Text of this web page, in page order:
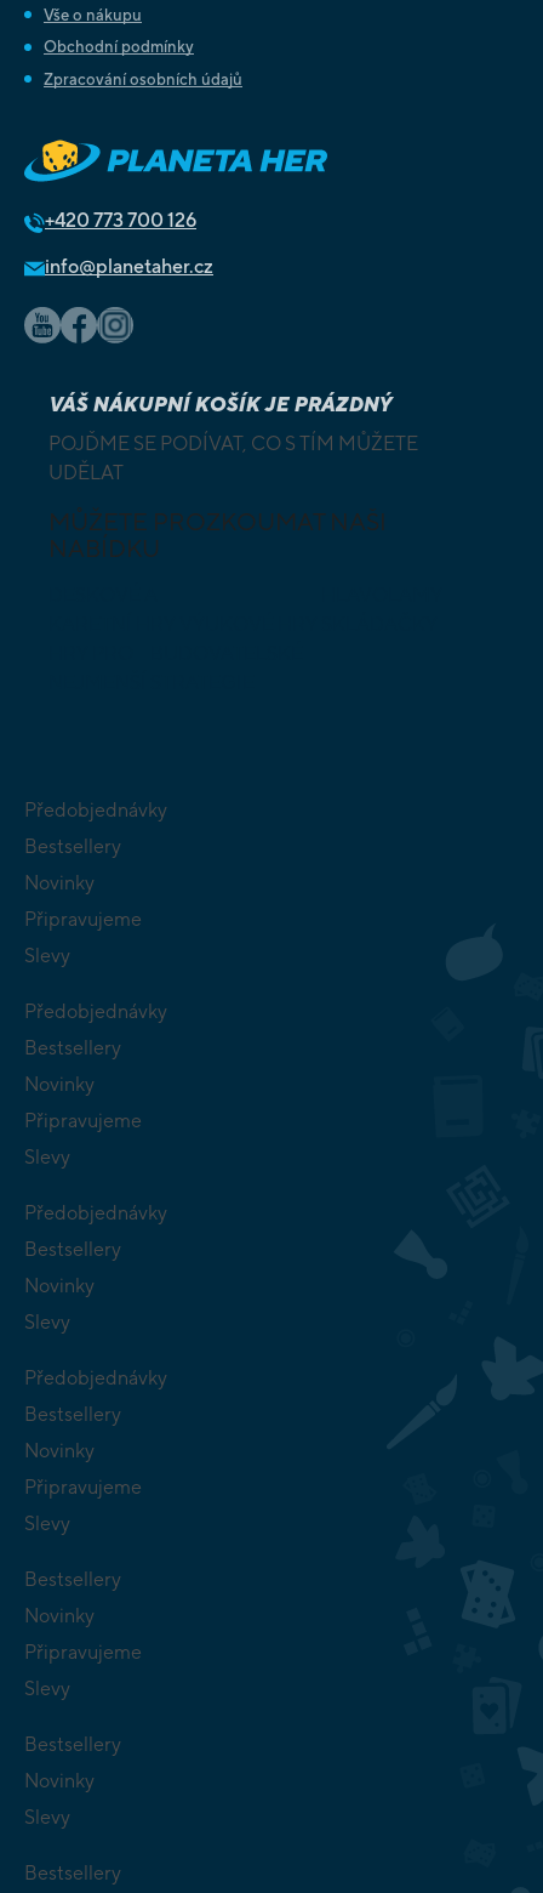
Vše o nákupu
Obchodní podmínky
Zpracování osobních údajů
+420 773 700 126
info@planetaher.cz
VÁŠ NÁKUPNÍ KOŠÍK JE PRÁZDNÝ
POJĎME SE PODÍVAT, CO S TÍM MŮŽETE
UDĚLAT
MŮŽETE PROZKOUMAT NAŠI
NABÍDKU
Předobjednávky
Bestsellery
Novinky
Připravujeme
Slevy
Předobjednávky
Bestsellery
Novinky
Připravujeme
Slevy
Předobjednávky
Bestsellery
Novinky
Slevy
Předobjednávky
Bestsellery
Novinky
Připravujeme
Slevy
Bestsellery
Novinky
Připravujeme
Slevy
Bestsellery
Novinky
Slevy
Bestsellery